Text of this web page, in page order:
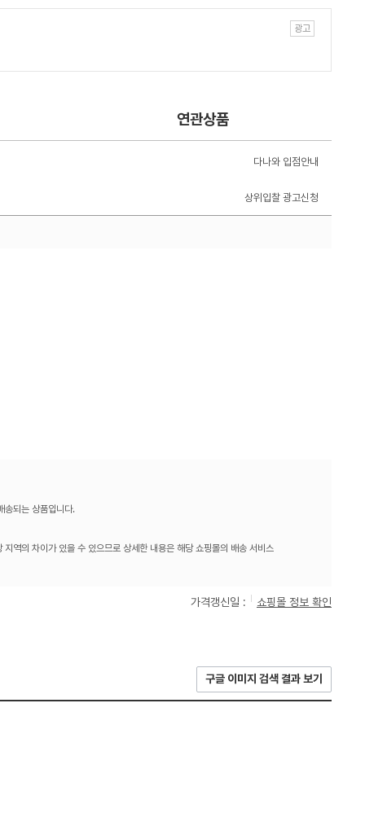
연관상품
다나와 입점안내
상위입찰 광고신청
송되는 상품입니다.
역의 차이가 있을 수 있으므로 상세한 내용은 해당 쇼핑몰의 배송 서비스
가격갱신일 : 쇼핑몰 정보 확인
구글 이미지 검색 결과 보기